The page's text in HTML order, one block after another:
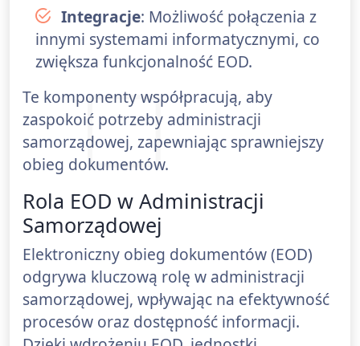
Integracje: Możliwość połączenia z
innymi systemami informatycznymi, co
zwiększa funkcjonalność EOD.
Te komponenty współpracują, aby
zaspokoić potrzeby administracji
samorządowej, zapewniając sprawniejszy
obieg dokumentów.
Rola EOD w Administracji
Samorządowej
Elektroniczny obieg dokumentów (EOD)
odgrywa kluczową rolę w administracji
samorządowej, wpływając na efektywność
procesów oraz dostępność informacji.